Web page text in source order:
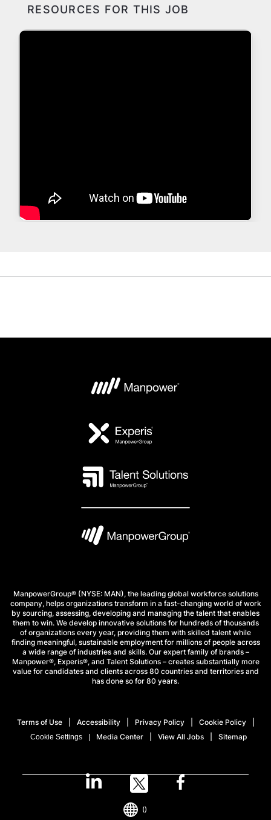
RESOURCES FOR THIS JOB
ManpowerGroup® (NYSE: MAN), the leading global workforce solutions
company, helps organizations transform in a fast-changing world of work
by sourcing, assessing, developing and managing the talent that enables
them to win. We develop innovative solutions for hundreds of thousands
of organizations every year, providing them with skilled talent while
finding meaningful, sustainable employment for millions of people across
a wide range of industries and skills. Our expert family of brands –
Manpower®, Experis®, and Talent Solutions – creates substantially more
value for candidates and clients across 80 countries and territories and
has done so for 80 years.
Terms of Use Accessibility Privacy Policy Cookie Policy
Cookie Settings Media Center View All Jobs Sitemap
()